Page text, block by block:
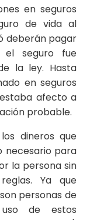
en seguros
de vida al
deberán pagar
seguro fue
la ley. Hasta
en seguros
afecto a
probable.
dineros que
necesario para
la persona sin
Ya que
personas de
de estos